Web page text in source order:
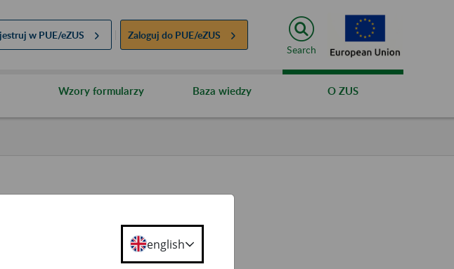
w PUE/eZUS Zaloguj do PUE/eZUS
Search
Wzory formularzy Baza wiedzy O ZUS
Aktywni 50+english